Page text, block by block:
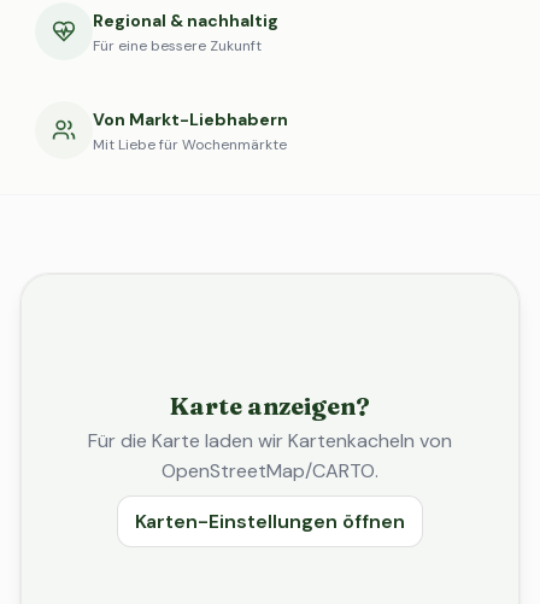
Regional & nachhaltig
Für eine bessere Zukunft
Von Markt-Liebhabern
Mit Liebe für Wochenmärkte
Karte anzeigen?
Für die Karte laden wir Kartenkacheln von
OpenStreetMap/CARTO.
Karten-Einstellungen öffnen